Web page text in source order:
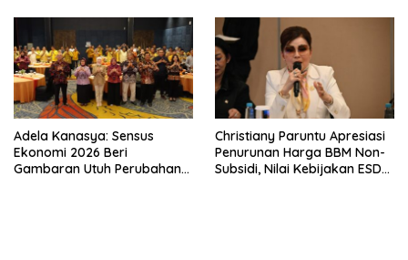
Adela Kanasya: Sensus
Ekonomi 2026 Beri
Gambaran Utuh Perubahan
Christiany Paruntu Apresiasi
Penurunan Harga BBM Non-
Subsidi, Nilai Kebijakan ESDM